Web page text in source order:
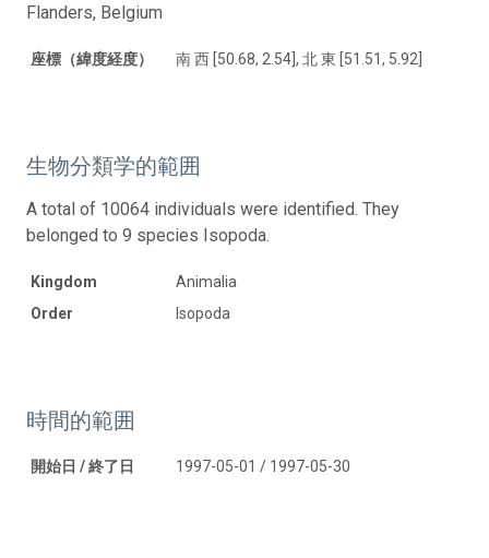
Flanders, Belgium
座標（緯度経度） 南 西 [50.68, 2.54], 北 東 [51.51, 5.92]
生物分類学的範囲
A total of 10064 individuals were identified. They
belonged to 9 species Isopoda.
Kingdom
Animalia
Order
Isopoda
時間的範囲
開始日 / 終了日 1997-05-01 / 1997-05-30